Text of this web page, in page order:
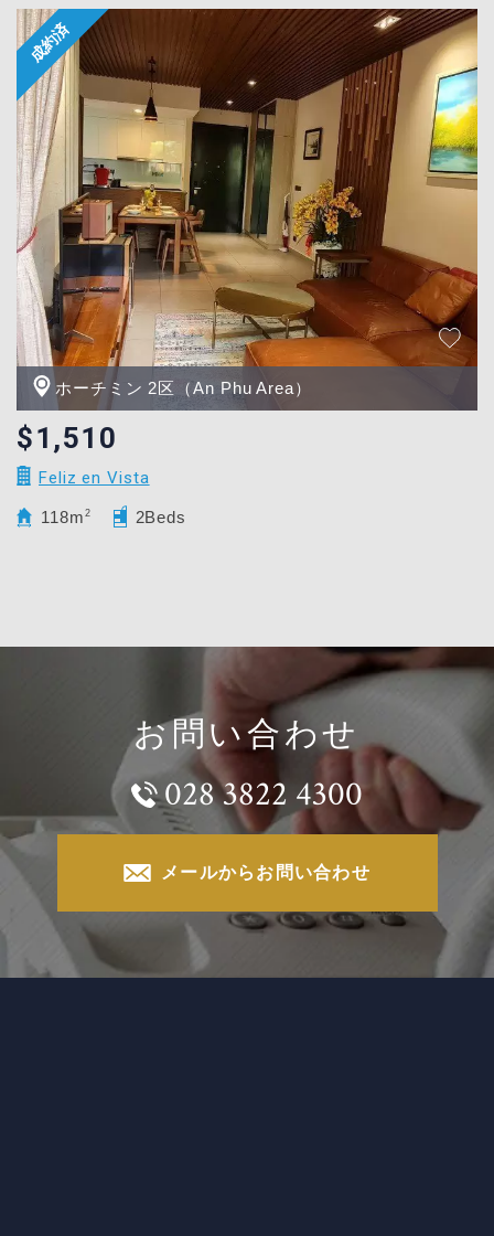
ホーチミン 2区（An Phu Area）
$1,510
Feliz en Vista
118m 2 2Beds
お問い合わせ
028 3822 4300
メールからお問い合わせ